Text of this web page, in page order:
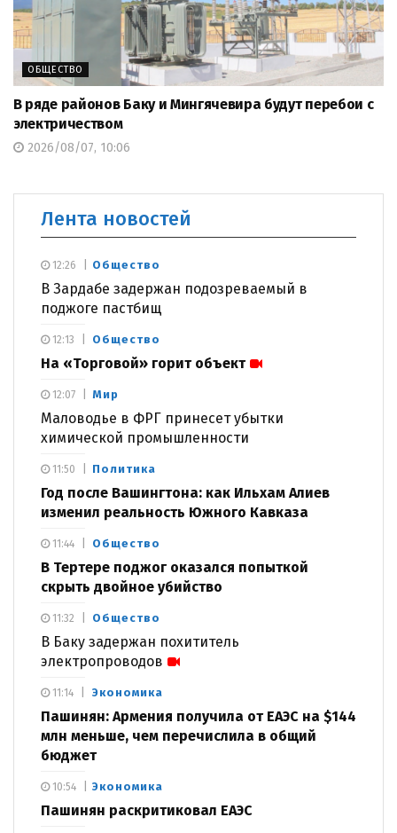
ОБЩЕСТВО
В ряде районов Баку и Мингячевира будут перебои с
электричеством
2026/08/07, 10:06
Лента новостей
Общество
В Зардабе задержан подозреваемый в
поджоге пастбищ
12:26
Общество
На «Торговой» горит объект
12:13
Мир
Маловодье в ФРГ принесет убытки
химической промышленности
12:07
Политика
Год после Вашингтона: как Ильхам Алиев
изменил реальность Южного Кавказа
11:50
Общество
В Тертере поджог оказался попыткой
скрыть двойное убийство
11:44
Общество
В Баку задержан похититель
электропроводов
11:32
Экономика
Пашинян: Армения получила от ЕАЭС на $144
млн меньше, чем перечислила в общий
бюджет
11:14
Экономика
Пашинян раскритиковал ЕАЭС
10:54